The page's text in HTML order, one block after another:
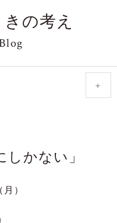
の考え
＋
しかない」
）